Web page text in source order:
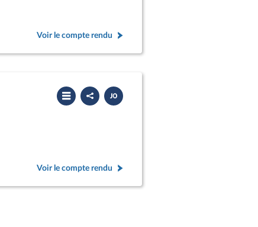
Voir le compte rendu
Partager
le
compte
Télécharger
le
PDF
Voir le compte rendu